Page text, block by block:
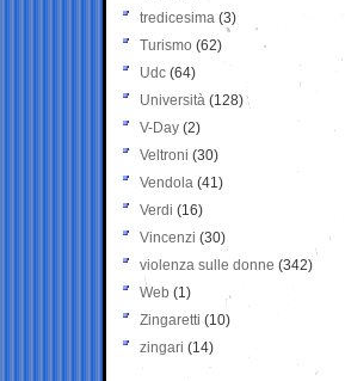
tredicesima (3)
Turismo (62)
Udc (64)
Università (128)
V-Day (2)
Veltroni (30)
Vendola (41)
Verdi (16)
Vincenzi (30)
violenza sulle donne (342)
Web (1)
Zingaretti (10)
zingari (14)